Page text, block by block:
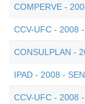
COMPERVE -
CCV-UFC - 2008
CONSULPLAN -
IPAD - 2008 -
CCV-UFC - 2008